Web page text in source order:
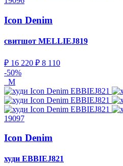
Icon Denim
свитшот MELLIEJ819
₽ 16 220 ₽ 8 110
-50%
M
19097
Icon Denim
худи EBBIEJ821